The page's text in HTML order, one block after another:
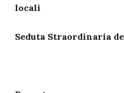
locali
Seduta Straordinaria